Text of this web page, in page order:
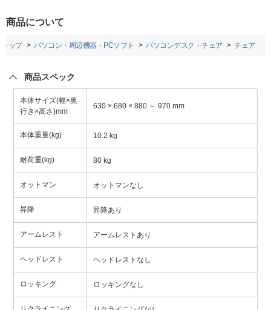
商品について
トップ パソコン・周辺機器・PCソフト パソコンデスク・チェア チェア
商品スペック
本体サイズ(幅×奥
行き×高さ)mm
630 × 680 × 880 ～ 970 mm
本体重量(kg) 10.2 kg
耐荷重(kg) 80 kg
オットマン オットマンなし
昇降 昇降あり
アームレスト アームレストあり
ヘッドレスト ヘッドレストなし
ロッキング ロッキングなし